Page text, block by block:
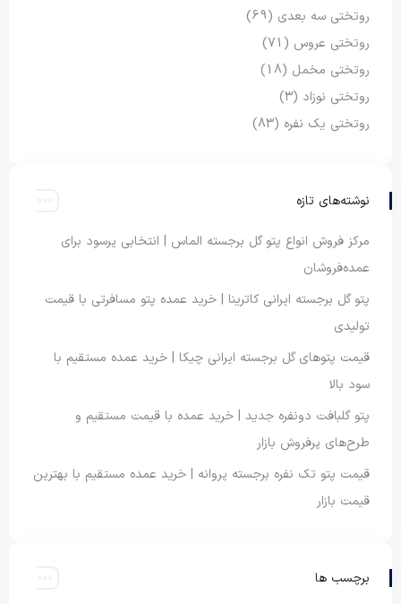
روتختی سه بعدی (69)
روتختی عروس (71)
روتختی مخمل (18)
روتختی نوزاد (3)
روتختی یک نفره (83)
نوشته‌های تازه
مرکز فروش انواع پتو گل برجسته الماس | انتخابی پرسود برای
عمده‌فروشان
پتو گل برجسته ایرانی کاترینا | خرید عمده پتو مسافرتی با قیمت
تولیدی
قیمت پتوهای گل برجسته ایرانی چیکا | خرید عمده مستقیم با
سود بالا
پتو گلبافت دونفره جدید | خرید عمده با قیمت مستقیم و
طرح‌های پرفروش بازار
قیمت پتو تک نفره برجسته پروانه | خرید عمده مستقیم با بهترین
قیمت بازار
برچسب ها